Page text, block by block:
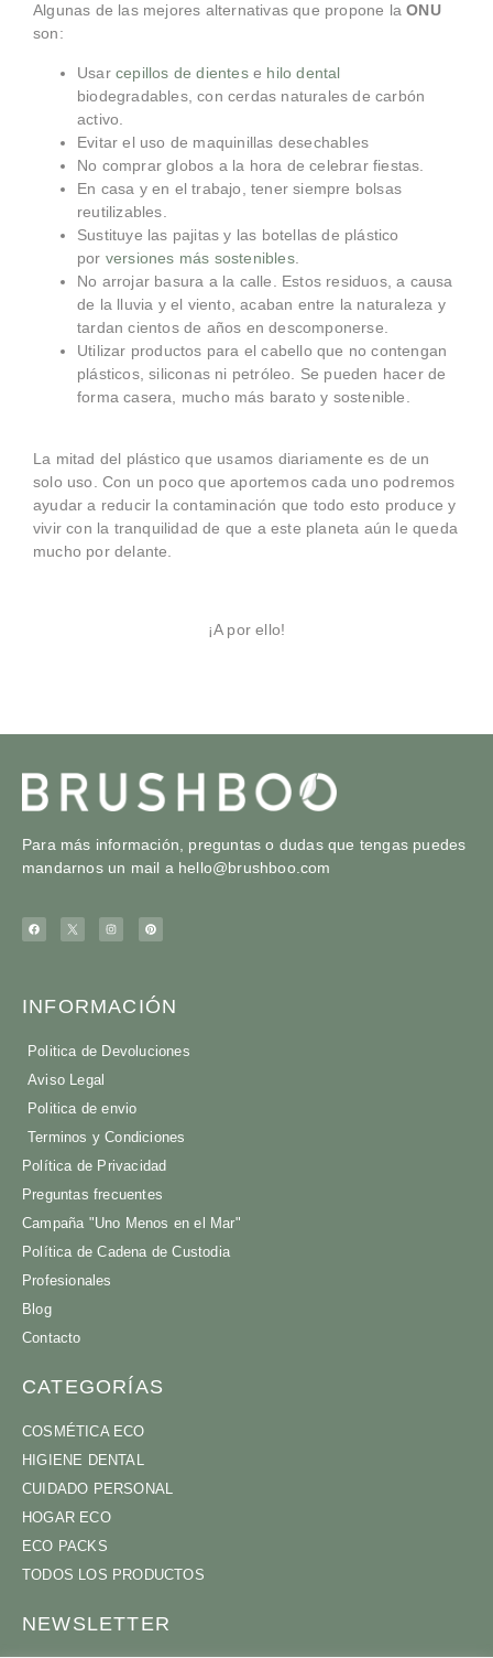
Algunas de las mejores alternativas que propone laONU
son:
Usar cepillos de dientese hilo dental
biodegradables, con cerdas naturales de carbón
activo.
Evitar el uso de maquinillas desechables
No comprar globos a la hora de celebrar fiestas.
En casa y en el trabajo, tener siempre bolsas
reutilizables.
Sustituye las pajitas y las botellas de plástico
por versiones más sostenibles.
No arrojar basura a la calle. Estos residuos, a causa
de la lluvia y el viento, acaban entre la naturaleza y
tardan cientos de años en descomponerse.
Utilizar productos para el cabello que no contengan
plásticos, siliconas ni petróleo. Se pueden hacer de
forma casera, mucho más barato y sostenible.
La mitad del plástico que usamos diariamente es de un
solo uso. Con un poco que aportemos cada uno podremos
ayudar a reducir la contaminación que todo esto produce y
vivir con la tranquilidad de que a este planeta aún le queda
mucho por delante.
¡A por ello!
Para más información, preguntas o dudas que tengas puedes
mandarnos un mail a hello@brushboo.com
INFORMACIÓN
Politica de Devoluciones
Aviso Legal
Politica de envio
Terminos y Condiciones
Política de Privacidad
Preguntas frecuentes
Campaña "Uno Menos en el Mar"
Política de Cadena de Custodia
Profesionales
Blog
Contacto
CATEGORÍAS
COSMÉTICA ECO
HIGIENE DENTAL
CUIDADO PERSONAL
HOGAR ECO
ECO PACKS
TODOS LOS PRODUCTOS
NEWSLETTER